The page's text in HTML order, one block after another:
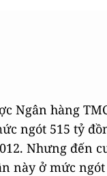
Ngân hàng
ngót 515 tỷ
Nhưng đến
này ở mức ngót